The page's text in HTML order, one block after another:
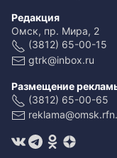
Редакция
Омск, пр. Мира, 2
(3812) 65-00-15
gtrk@inbox.ru
Размещение
(3812) 65-00-65